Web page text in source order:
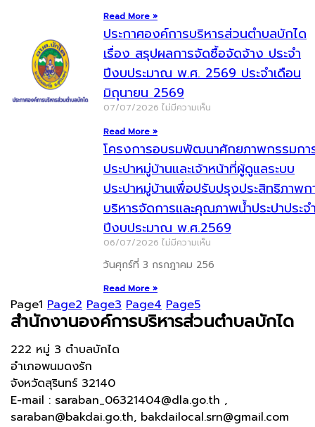
Read More »
ประกาศองค์การบริหารส่วนตำบลบักได
เรื่อง สรุปผลการจัดซื้อจัดจ้าง ประจำ
ปีงบประมาณ พ.ศ. 2569 ประจำเดือน
มิถุนายน 2569
07/07/2026 ไม่มีความเห็น
Read More »
โครงการอบรมพัฒนาศักยภาพกรรมกา
ประปาหมู่บ้านและเจ้าหน้าที่ผู้ดูแลระบบ
ประปาหมู่บ้านเพื่อปรับปรุงประสิทธิภาพก
บริหารจัดการและคุณภาพน้ำประปาประจ
ปีงบประมาณ พ.ศ.2569
06/07/2026 ไม่มีความเห็น
วันศุกร์ที่ 3 กรกฎาคม 256
Read More »
Page1 Page2 Page3 Page4 Page5
สำนักงานองค์การบริหารส่วนตำบลบักได
222 หมู่ 3 ตำบลบักได
อำเภอพนมดงรัก
จังหวัดสุรินทร์ 32140
E-mail : saraban_06321404@dla.go.th ,
saraban@bakdai.go.th, bakdailocal.srn@gmail.com